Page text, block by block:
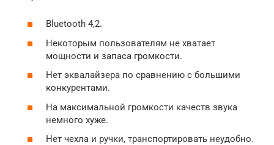
Bluetooth 4,2.
Некоторым пользователям не хватает
мощности и запаса громкости.
Нет эквалайзера по сравнению с большими
конкурентами.
На максимальной громкости качеств звука
немного хуже.
Нет чехла и ручки, транспортировать неудобно.